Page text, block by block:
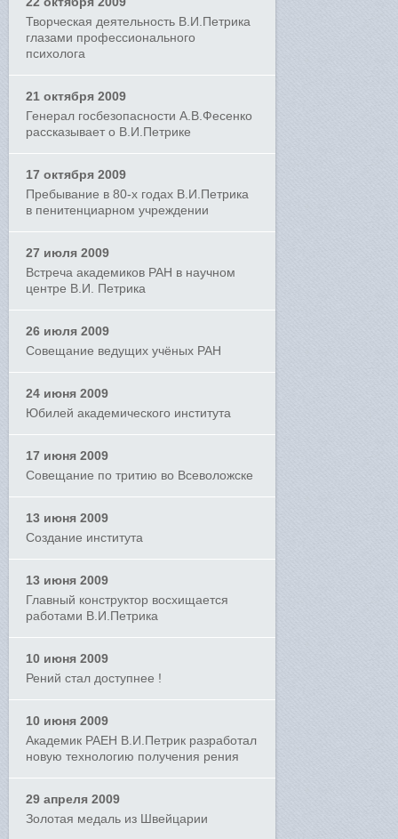
Творческая деятельность В.И.Петрика
глазами профессионального
психолога
21 октября 2009
Генерал госбезопасности А.В.Фесенко
рассказывает о В.И.Петрике
17 октября 2009
Пребывание в 80-х годах В.И.Петрика
в пенитенциарном учреждении
27 июля 2009
Встреча академиков РАН в научном
центре В.И. Петрика
26 июля 2009
Совещание ведущих учёных РАН
24 июня 2009
Юбилей академического института
17 июня 2009
Совещание по тритию во Всеволожске
13 июня 2009
Создание института
13 июня 2009
Главный конструктор восхищается
работами В.И.Петрика
10 июня 2009
Рений стал доступнее !
10 июня 2009
Академик РАЕН В.И.Петрик разработал
новую технологию получения рения
29 апреля 2009
Золотая медаль из Швейцарии